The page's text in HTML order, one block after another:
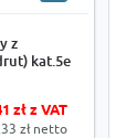
z
kat.5e
zł z VAT
zł netto